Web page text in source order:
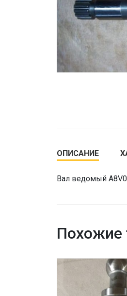
ОПИСАНИЕ
Вал ведомый
Похожие